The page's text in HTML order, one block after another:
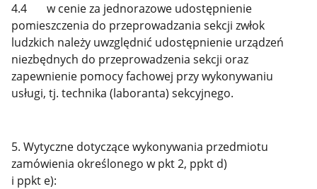
4.4 w cenie za jednorazowe udostępnienie
pomieszczenia do przeprowadzania sekcji zwłok
ludzkich należy uwzględnić udostępnienie urządzeń
niezbędnych do przeprowadzenia sekcji oraz
zapewnienie pomocy fachowej przy wykonywaniu
usługi, tj. technika (laboranta) sekcyjnego.
5. Wytyczne dotyczące wykonywania przedmiotu
zamówienia określonego w pkt 2, ppkt d)
i ppkt e):